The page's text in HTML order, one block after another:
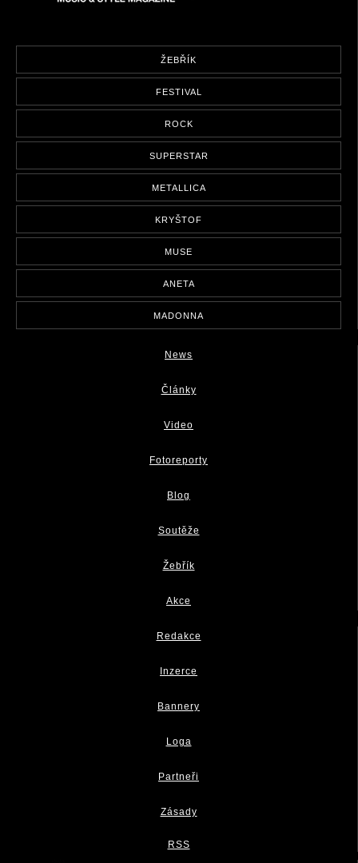
ŽEBŘÍK
FESTIVAL
ROCK
SUPERSTAR
METALLICA
KRYŠTOF
MUSE
ANETA
MADONNA
News
Články
Video
Fotoreporty
Blog
Soutěže
Žebřík
Akce
Redakce
Inzerce
Bannery
Loga
Partneři
Zásady
RSS